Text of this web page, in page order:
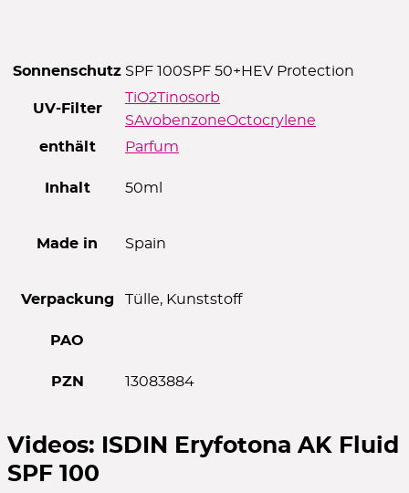
Sonnenschutz SPF 100SPF 50+ HEV Protection
UV-Filter
TiO2Tinosorb
SAvobenzoneOctocrylene
enthält
Parfum
Inhalt 50ml
Made in Spain
Verpackung Tülle, Kunststoff
PAO
PZN 13083884
Videos:
ISDIN Eryfotona AK Fluid
SPF 100